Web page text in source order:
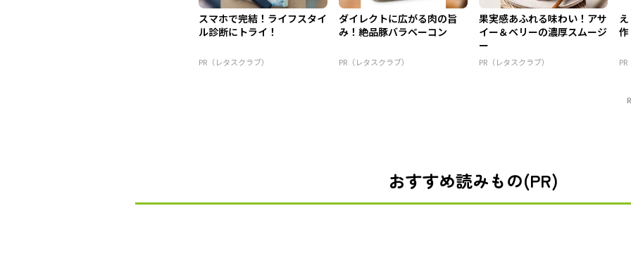
スマホで完結！ライフスタイ
ル診断にトライ！
PR（レタスクラブ）
ダイレクトに広がる肉の旨
み！絶品豚バラベーコン
PR（レタスクラブ）
果実感あふれる味わい！アサ
イー＆ベリーの濃厚スムージ
ー
PR（レタスクラブ）
おすすめ読みもの(PR)